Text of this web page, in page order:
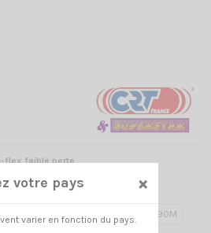
flex faible perte
90M
votre pays ×
varier en fonction du pays.